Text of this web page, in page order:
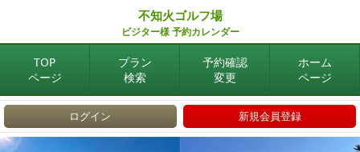
不知火ゴルフ場
ビジター様 予約カレンダー
TOP
ページ
プラン
検索
予約確認
変更
ホーム
ページ
ログイン 新規会員登録